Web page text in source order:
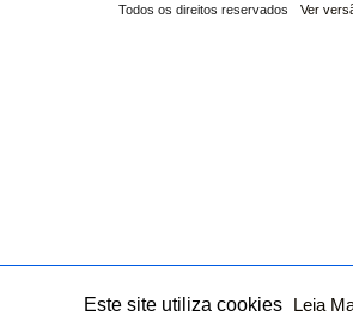
Todos os direitos reservados Ver
Este site utiliza cookies Leia